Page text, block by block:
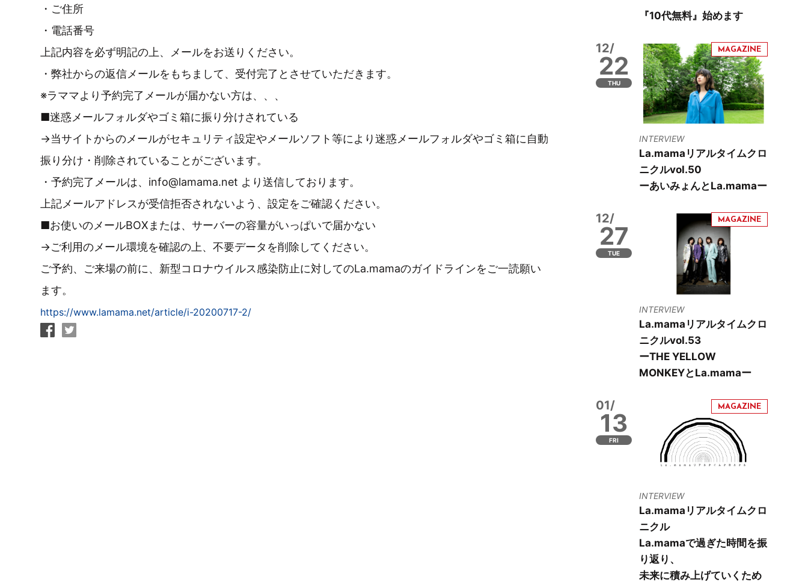
・ご住所
・電話番号
上記内容を必ず明記の上、メールをお送りください。
・弊社からの返信メールをもちまして、受付完了とさせていただきます。
※ラママより予約完了メールが届かない方は、、、
■迷惑メールフォルダやゴミ箱に振り分けされている
→当サイトからのメールがセキュリティ設定やメールソフト等により迷惑メールフォルダやゴミ箱に自動
振り分け・削除されていることがございます。
・予約完了メールは、info@lamama.net より送信しております。
上記メールアドレスが受信拒否されないよう、設定をご確認ください。
■お使いのメールBOXまたは、サーバーの容量がいっぱいで届かない
→ご利用のメール環境を確認の上、不要データを削除してください。
ご予約、ご来場の前に、新型コロナウイルス感染防止に対してのLa.mamaのガイドラインをご一読願い
ます。
https://www.lamama.net/article/i-20200717-2/
『10代無料』始めます
12/
22
THU
INTERVIEW
La.mamaリアルタイムクロ
ニクルvol.50
ーあいみょんとLa.mamaー
12/
27
TUE
INTERVIEW
La.mamaリアルタイムクロ
ニクルvol.53
ーTHE YELLOW
MONKEYとLa.mamaー
01/
13
FRI
INTERVIEW
La.mamaリアルタイムクロ
ニクル
La.mamaで過ぎた時間を振
り返り、
未来に積み上げていくため